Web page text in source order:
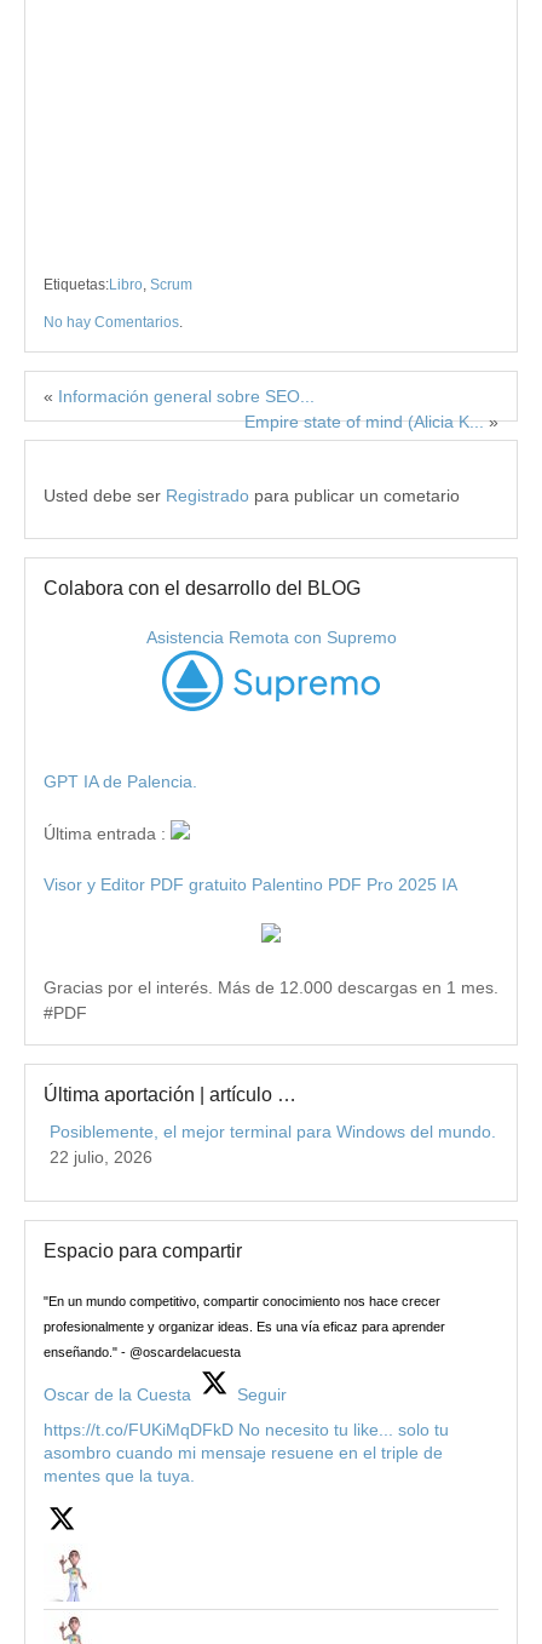
Etiquetas:Libro, Scrum
No hay Comentarios.
« Información general sobre SEO...
Empire state of mind (Alicia K...»
Usted debe ser Registrado para publicar un cometario
Colabora con el desarrollo del BLOG
Asistencia Remota con Supremo
GPT IA de Palencia.
Última entrada :
Visor y Editor PDF gratuito Palentino PDF Pro 2025 IA
Gracias por el interés. Más de 12.000 descargas en 1 mes.
#PDF
Última aportación | artículo …
Posiblemente, el mejor terminal para Windows del mundo.
22 julio, 2026
Espacio para compartir
"En un mundo competitivo, compartir conocimiento nos hace crecer
profesionalmente y organizar ideas. Es una vía eficaz para aprender
enseñando." - @oscardelacuesta
Oscar de la Cuesta
Seguir
https://t.co/FUKiMqDFkD No necesito tu like... solo tu
asombro cuando mi mensaje resuene en el triple de
mentes que la tuya.